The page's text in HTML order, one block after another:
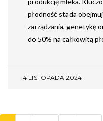
płodność stada
zarządzania, genetykę
do 50% na całkowitą
4 LISTOPADA 2024